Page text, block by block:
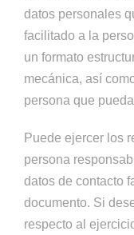
datos personales
facilitado a la
un formato
mecánica, así
persona que
Puede ejercer los
persona
datos de contacto
documento. Si
respecto al